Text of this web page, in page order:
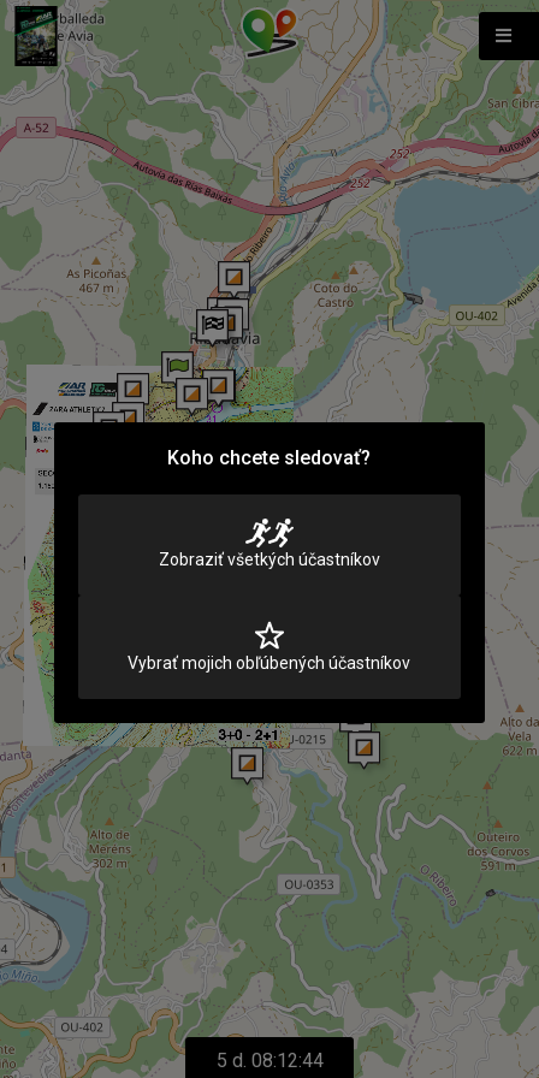
Koho chcete sledovať?
Zobraziť všetkých účastníkov
Vybrať mojich obľúbených účastníkov
5 d. 08:12:44